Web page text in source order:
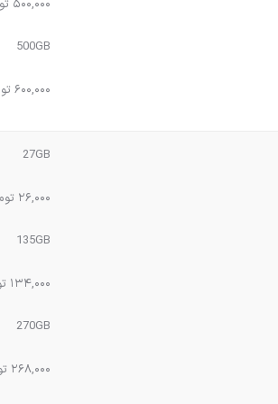
۵۰۰,۰۰۰ تومان
500GB
۶۰۰,۰۰۰ تومان
27GB
۲۶,۰۰۰ تومان
135GB
۱۳۴,۰۰۰ تومان
270GB
۲۶۸,۰۰۰ تومان